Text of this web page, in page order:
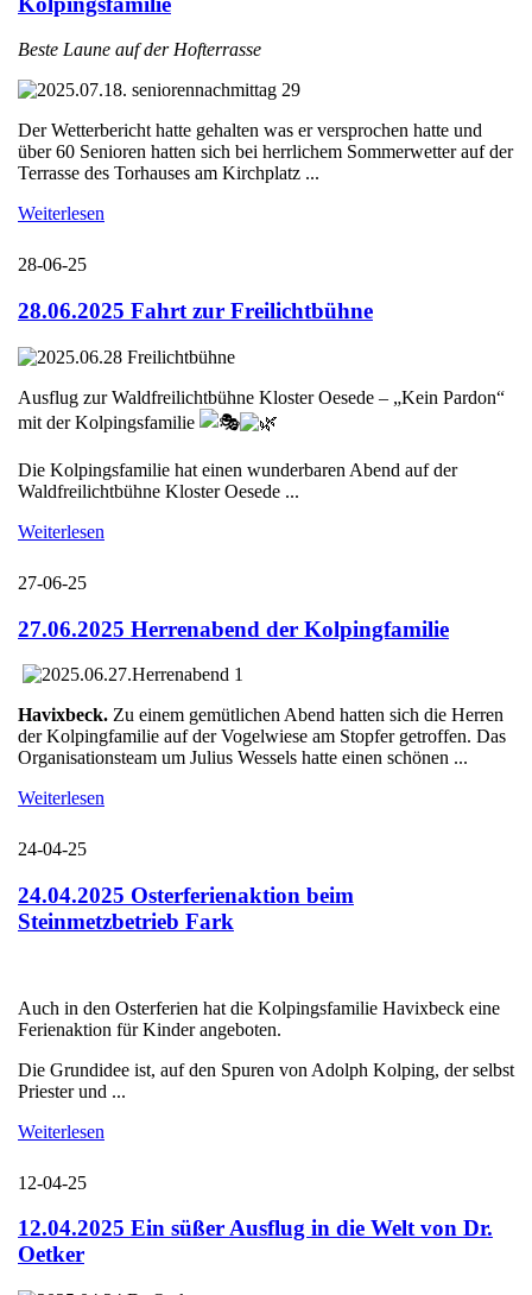
Beste Laune auf der Hofterrasse
Der Wetterbericht hatte gehalten was er versprochen hatte und
über 60 Senioren hatten sich bei herrlichem Sommerwetter auf der
Terrasse des Torhauses am Kirchplatz ...
Weiterlesen
28-06-25
28.06.2025 Fahrt zur Freilichtbühne
Ausflug zur Waldfreilichtbühne Kloster Oesede – „Kein Pardon“
mit der Kolpingsfamilie
Die Kolpingsfamilie hat einen wunderbaren Abend auf der
Waldfreilichtbühne Kloster Oesede ...
Weiterlesen
27-06-25
27.06.2025 Herrenabend der Kolpingfamilie
Havixbeck. Zu einem gemütlichen Abend hatten sich die Herren
der Kolpingfamilie auf der Vogelwiese am Stopfer getroffen. Das
Organisationsteam um Julius Wessels hatte einen schönen ...
Weiterlesen
24-04-25
24.04.2025 Osterferienaktion beim
Steinmetzbetrieb Fark
Auch in den Osterferien hat die Kolpingsfamilie Havixbeck eine
Ferienaktion für Kinder angeboten.
Die Grundidee ist, auf den Spuren von Adolph Kolping, der selbst
Priester und ...
Weiterlesen
12-04-25
12.04.2025 Ein süßer Ausflug in die Welt von Dr.
Oetker